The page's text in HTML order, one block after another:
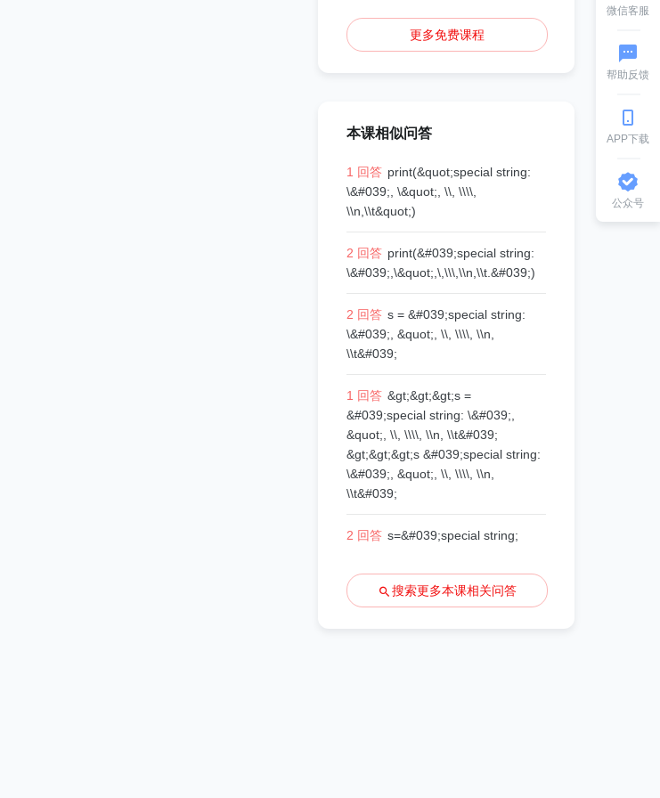
更多免费课程
本课相似问答
1 回答 print(&quot;special string:
\&#039;, \&quot;, \\, \\\\,
\\n,\\t&quot;)
2 回答 print(&#039;special string:
\&#039;,\&quot;,\,\\\,\\n,\\t.&#039;)
2 回答 s = &#039;special string:
\&#039;, &quot;, \\, \\\\, \\n,
\\t&#039;
1 回答 &gt;&gt;&gt;s =
&#039;special string: \&#039;,
&quot;, \\, \\\\, \\n, \\t&#039;
&gt;&gt;&gt;s &#039;special string:
\&#039;, &quot;, \\, \\\\, \\n,
\\t&#039;
2 回答 s=&#039;special string;
搜索更多本课相关问答
微信客服
帮助反馈
APP下载
公众号